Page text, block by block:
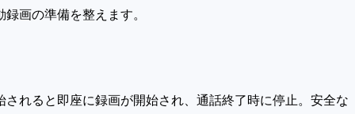
画の準備を整えます。
れると即座に録画が開始され、通話終了時に停止。安全な